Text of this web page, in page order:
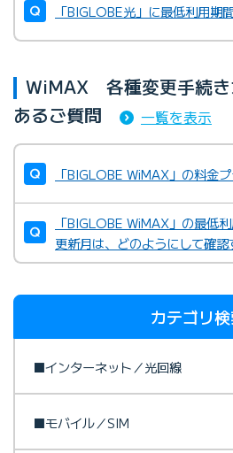
「BIGLOBE光」に最低利用期
WiMAX 各種変更手続き
あるご質問
一覧を表示
「BIGLOBE WiMAX」の料金
「BIGLOBE WiMAX」の最低
更新月は、どのようにして確
カテゴリ
■インターネット／光回線
■モバイル／SIM